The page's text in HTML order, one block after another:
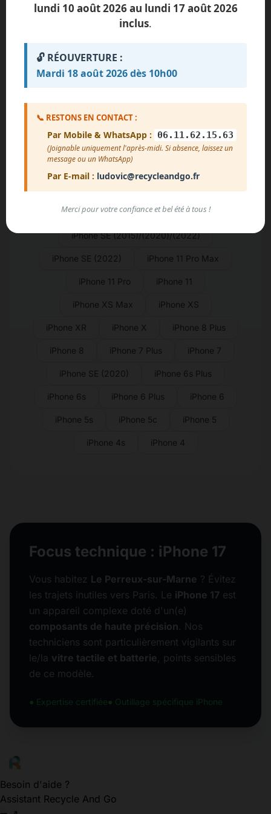
iPhone 16 Plus iPhone 16e
iPhone 16 Pro Max
iPhone 15 Pro iPhone 15 Plus
iPhone 14 Pro
iPhone 13 Mini iPhone 13 Pro Max
iPhone 13 Pro
iPhone 12 Mini iPhone 12 Pro Max
iPhone 12 Pro iPhone 12
iPhone SE (2015)/(2020)/(2022)
iPhone SE (2022) iPhone 11 Pro Max
iPhone 11 Pro iPhone 11
iPhone XS Max iPhone XS
iPhone XR iPhone X iPhone 8 Plus
iPhone 8 iPhone 7 Plus iPhone 7
iPhone SE (2020) iPhone 6s Plus
iPhone 6s iPhone 6 Plus iPhone 6
iPhone 5s iPhone 5c iPhone 5
iPhone 4s iPhone 4
Focus technique : iPhone 17
Vous habitez Le Perreux-sur-Marne ? Évitez
les trajets inutiles vers Paris. Le iPhone 17 est
un appareil complexe doté d'un(e)
composants de haute précision. Nos
techniciens sont particulièrement vigilants sur
le/la vitre tactile et batterie, points sensibles
de ce modèle.
● Expertise certifiée● Outillage spécifique iPhone
Besoin d'aide ?
Assistant Recycle And Go
lundi 10 août 2026 au lundi 17 août 2026
inclus.
🔓 RÉOUVERTURE :
Mardi 18 août 2026 dès 10h00
📞 RESTONS EN CONTACT :
Par Mobile & WhatsApp : 06.11.62.15.63
(Joignable uniquement l'après-midi. Si absence, laissez un
message ou un WhatsApp)
Par E-mail : ludovic@recycleandgo.fr
Merci pour votre confiance et bel été à tous !